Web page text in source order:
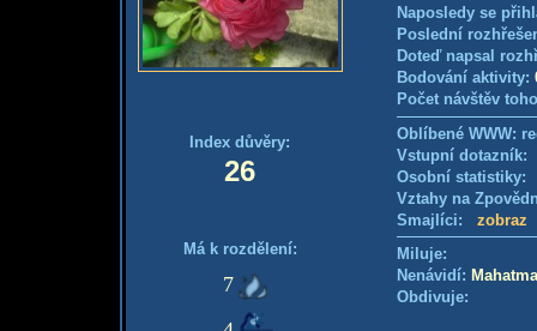
Index důvěry:
26
Má k rozdělení:
7
Naposledy se
Poslední
Doteď napsal
Bodování aktivity:
Počet návštěv
Oblíbené WWW:
Vstupní
Osobní
Vztahy na
Smajlíci: zobraz
Miluje:
Nenávidí: Mahatma
Obdivuje: